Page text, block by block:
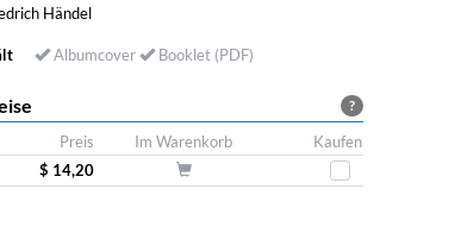
Händel
Albumcover Booklet (PDF)
?
Preis Im Warenkorb
Kaufen
$ 14,20